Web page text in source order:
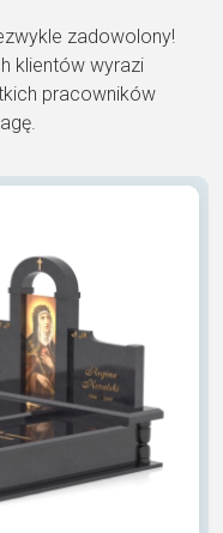
zadowolony!
klientów wyrazi
pracowników